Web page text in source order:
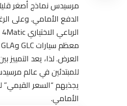
الدفع الأمامي. وعلى
للمبتدئين في عالم
يجذبهم “السعر القيمي”
الأمامي.